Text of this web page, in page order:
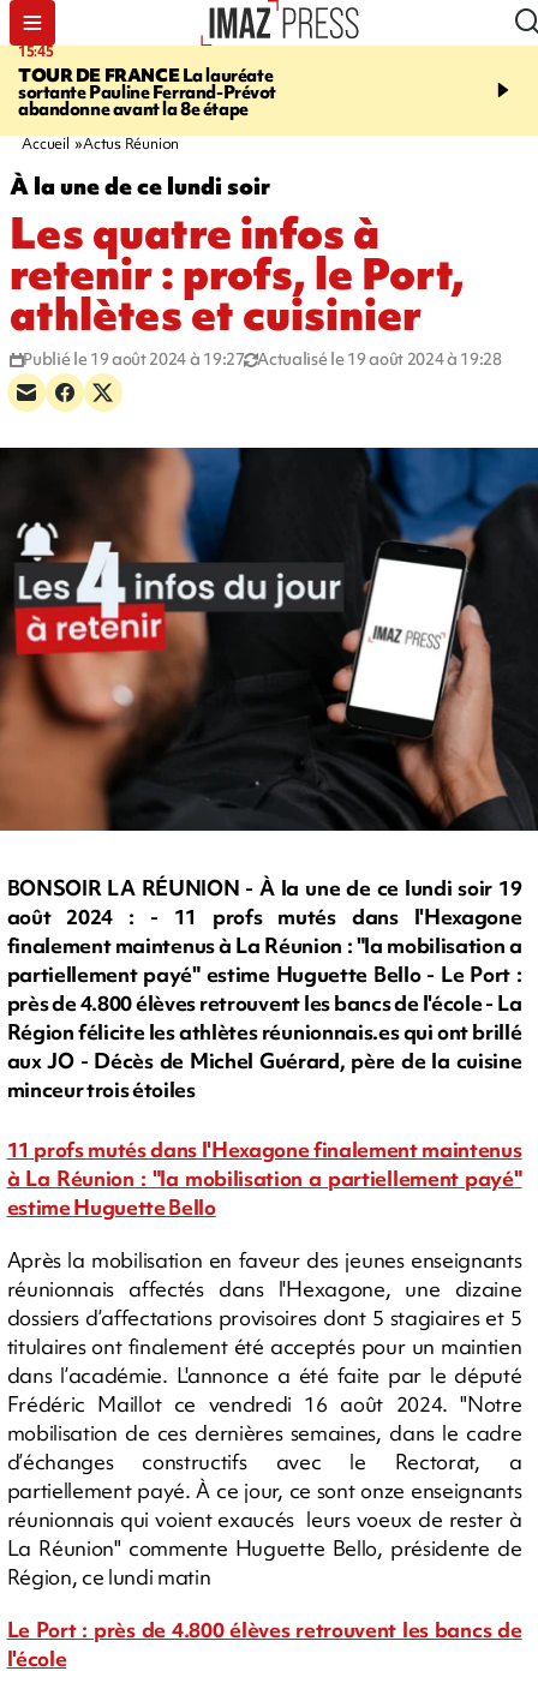
15:45
TOUR DE FRANCELa lauréate
sortante Pauline Ferrand-Prévot
abandonne avant la 8e étape
20:17
routière, concours de
Accueil Actus Réunion
À la une de ce lundi soir
Les quatre infos à
retenir : profs, le Port,
athlètes et cuisinier
Publié le 19 août 2024 à 19:27 Actualisé le 19 août 2024 à 19:28
BONSOIR LA RÉUNION - À la une de ce lundi soir 19
août 2024 : - 11 profs mutés dans l'Hexagone
finalement maintenus à La Réunion : "la mobilisation a
partiellement payé" estime Huguette Bello - Le Port :
près de 4.800 élèves retrouvent les bancs de l'école - La
Région félicite les athlètes réunionnais.es qui ont brillé
aux JO - Décès de Michel Guérard, père de la cuisine
minceur trois étoiles
11 profs mutés dans l'Hexagone finalement maintenus
à La Réunion : "la mobilisation a partiellement payé"
estime Huguette Bello
Après la mobilisation en faveur des jeunes enseignants
réunionnais affectés dans l'Hexagone, une dizaine
dossiers d’affectations provisoires dont 5 stagiaires et 5
titulaires ont finalement été acceptés pour un maintien
dans l’académie. L'annonce a été faite par le député
Frédéric Maillot ce vendredi 16 août 2024. "Notre
mobilisation de ces dernières semaines, dans le cadre
d’échanges constructifs avec le Rectorat, a
partiellement payé. À ce jour, ce sont onze enseignants
réunionnais qui voient exaucés leurs voeux de rester à
La Réunion" commente Huguette Bello, présidente de
Région, ce lundi matin
Le Port : près de 4.800 élèves retrouvent les bancs de
l'école